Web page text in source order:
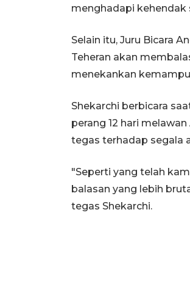
menghadapi kehendak
Selain itu, Juru Bicara
Teheran akan
menekankan
Shekarchi berbicara
perang 12 hari
tegas terhadap segala
"Seperti yang telah
balasan yang lebih
tegas Shekarchi.